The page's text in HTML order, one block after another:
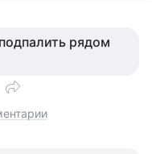
рядом